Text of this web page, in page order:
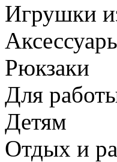
Игрушки
Рюкзаки
Для
Детям
Отдых и